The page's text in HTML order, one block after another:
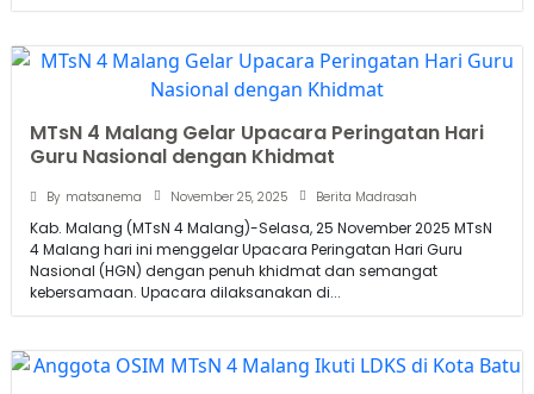
MTsN 4 Malang Gelar Upacara Peringatan Hari
Guru Nasional dengan Khidmat
By matsanema November 25, 2025 Berita Madrasah
Kab. Malang (MTsN 4 Malang)-Selasa, 25 November 2025 MTsN
4 Malang hari ini menggelar Upacara Peringatan Hari Guru
Nasional (HGN) dengan penuh khidmat dan semangat
kebersamaan. Upacara dilaksanakan di...